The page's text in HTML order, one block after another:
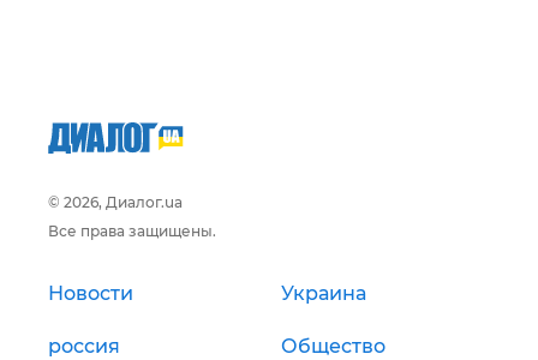
© 2026, Диалог.ua
Все права защищены.
Новости Украина
россия Общество